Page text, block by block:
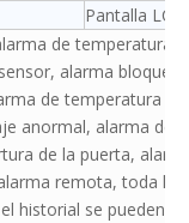
Pantalla LCD
de temperatura
alarma
de temperatura
anormal, alarma de
de la puerta,
remota, toda la
historial se pueden